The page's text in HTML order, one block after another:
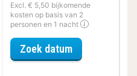
Excl. € 5,50 bijkomende
kosten op basis van 2
personen en 1 nacht
Zoek datumvoor Ontdek